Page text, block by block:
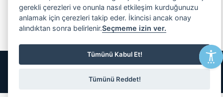
Nilüferli olmanın ayrıcalığını yaşamak, etkinliklerimizden haberdar
olmak ve üyemiz olmak isterseniz lütfen e-posta adresinizi
yazınız
gerekli çerezleri ve onunla nasıl etkileşim kurduğunuzu
anlamak için çerezleri takip eder. İkincisi ancak onay
alındıktan sonra belirlenir.Seçmeme izin ver.
Tümünü Kabul Et!
Tümünü Reddet!